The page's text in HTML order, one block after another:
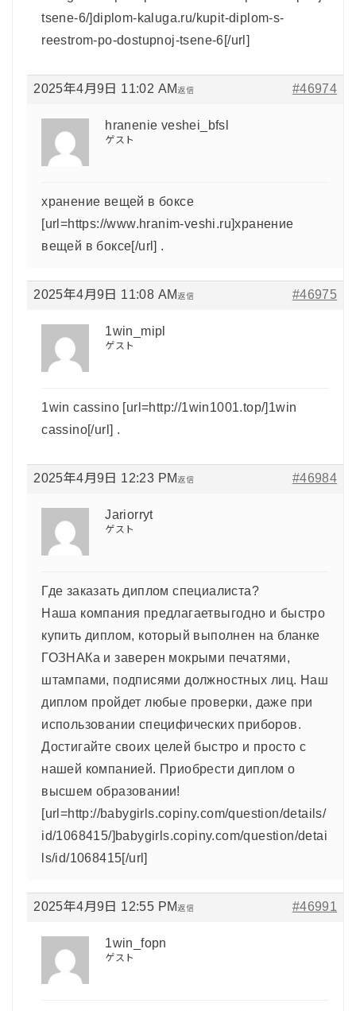
tsene-6/]diplom-kaluga.ru/kupit-diplom-s-
reestrom-po-dostupnoj-tsene-6[/url]
2025年4月9日 11:02 AM #46974
返信
hranenie veshei_bfsl
ゲスト
хранение вещей в боксе
[url=https://www.hranim-veshi.ru]хранение
вещей в боксе[/url] .
2025年4月9日 11:08 AM #46975
返信
1win_mipl
ゲスト
1win cassino [url=http://1win1001.top/]1win
cassino[/url] .
2025年4月9日 12:23 PM #46984
返信
Jariorryt
ゲスト
Где заказать диплом специалиста?
Наша компания предлагаетвыгодно и быстро
купить диплом, который выполнен на бланке
ГОЗНАКа и заверен мокрыми печатями,
штампами, подписями должностных лиц. Наш
диплом пройдет любые проверки, даже при
использовании специфических приборов.
Достигайте своих целей быстро и просто с
нашей компанией. Приобрести диплом о
высшем образовании!
[url=http://babygirls.copiny.com/question/details/
id/1068415/]babygirls.copiny.com/question/detai
ls/id/1068415[/url]
2025年4月9日 12:55 PM #46991
返信
1win_fopn
ゲスト